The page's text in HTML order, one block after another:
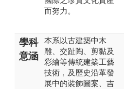
而努力。
學科
意涵
本系以古建築中木
雕、交趾陶、剪黏及
彩繪等傳統建築工藝
技術，及歷史沿革發
展中的裝飾圖案、吉